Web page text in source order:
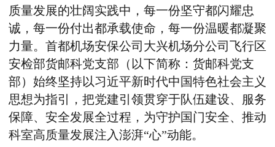
质量发展的壮阔实践中，每一份坚守都闪耀忠
诚，每一份付出都承载使命，每一份温暖都凝聚
力量。首都机场安保公司大兴机场分公司飞行区
安检部货邮科党支部（以下简称：货邮科党支
部）始终坚持以习近平新时代中国特色社会主义
思想为指引，把党建引领贯穿于队伍建设、服务
保障、安全发展全过程，为守护国门安全、推动
科室高质量发展注入澎湃“心”动能。